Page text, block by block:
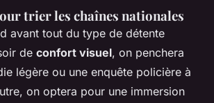
trier les chaînes nationales
avant tout du type de détente
de confort visuel, on penchera
légère ou une enquête policière à
on optera pour une immersion